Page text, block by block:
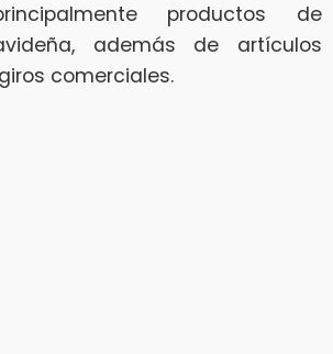
productos de
además de artículos
comerciales.